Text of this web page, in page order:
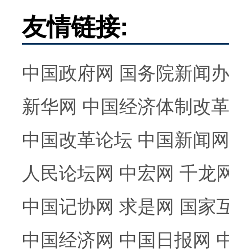
友情链接:
中国政府网 国务院新闻
新华网 中国经济体制改
中国改革论坛 中国新闻网
人民论坛网 中宏网 千龙
中国记协网 求是网 国家
中国经济网 中国日报网